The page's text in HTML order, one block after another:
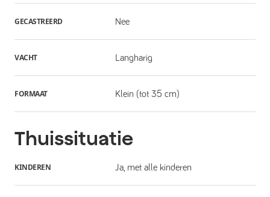
GECASTREERD Nee
VACHT Langharig
FORMAAT Klein (tot 35 cm)
Thuissituatie
KINDEREN Ja, met alle kinderen